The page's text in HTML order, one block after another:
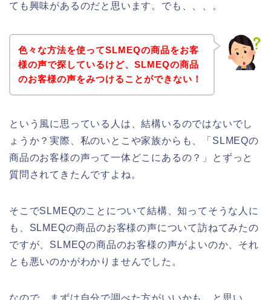
ても興味があるのだと思います。でも、、、。
色々な方法を使ってSLMEQの商品をお客
様の声で探しているけど、SLMEQの商品
のお客様の声をみつけることができない！
という風に思っている人は、結構いるのではないでし
ょうか？実際、私のいとこや家族からも、「SLMEQの
商品のお客様の声って一体どこにあるの？」とずっと
質問されてきたんですよね。
そこでSLMEQのことについて結構、知ってそうな人に
も、SLMEQの商品のお客様の声について訪ねてみたの
ですが、SLMEQの商品のお客様の声がよいのか、それ
とも悪いのかがわかりませんでした。
なので、まずは自分で調べた方がいいかも、と思い、